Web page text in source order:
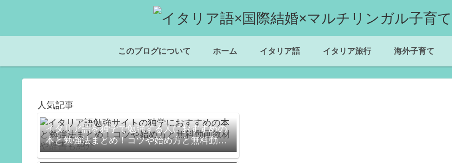
このブログについて ホーム イタリア語 イタリア旅行 海外子育て
人気記事
イタリア語を独学で勉強する人におすすめの
本と勉強法まとめ！コツや始め方と無料動画
教材や辞書も紹介
＜独学でイタリア語＞「日常会話ができるよ
うになる」を目指すのにオススメの本
とっさの一言！イタリア語でなんて言うの？